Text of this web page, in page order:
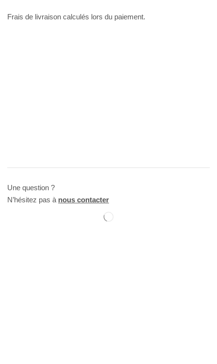
Frais de livraison calculés lors du paiement.
Une question ?
N’hésitez pas à nous contacter